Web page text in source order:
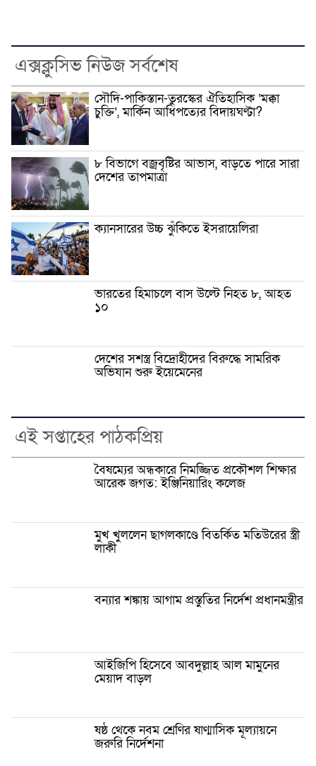
এক্সক্লুসিভ নিউজ সর্বশেষ
সৌদি-পাকিস্তান-তুরস্কের ঐতিহাসিক ‘মক্কা
চুক্তি’, মার্কিন আধিপত্যের বিদায়ঘণ্টা?
৮ বিভাগে বজ্রবৃষ্টির আভাস, বাড়তে পারে সারা
দেশের তাপমাত্রা
ক্যানসারের উচ্চ ঝুঁকিতে ইসরায়েলিরা
ভারতের হিমাচলে বাস উল্টে নিহত ৮, আহত
১০
দেশের সশস্ত্র বিদ্রোহীদের বিরুদ্ধে সামরিক
অভিযান শুরু ইয়েমেনের
এই সপ্তাহের পাঠকপ্রিয়
বৈষম্যের অন্ধকারে নিমজ্জিত প্রকৌশল শিক্ষার
আরেক জগত: ইঞ্জিনিয়ারিং কলেজ
মুখ খুললেন ছাগলকাণ্ডে বিতর্কিত মতিউরের স্ত্রী
লাকী
বন্যার শঙ্কায় আগাম প্রস্তুতির নির্দেশ প্রধানমন্ত্রীর
আইজিপি হিসেবে আবদুল্লাহ আল মামুনের
মেয়াদ বাড়ল
ষষ্ঠ থেকে নবম শ্রেণির ষাণ্মাসিক মূল্যায়নে
জরুরি নির্দেশনা